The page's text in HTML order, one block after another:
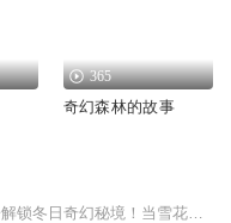
365
奇幻森林的故事